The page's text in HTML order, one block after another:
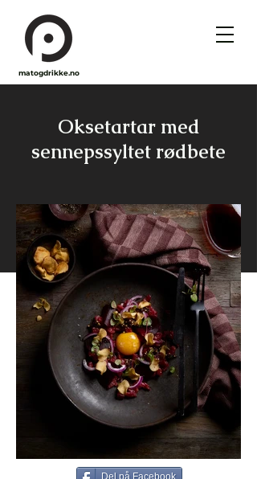
matogdrikke.no
Oksetartar med
sennepssyltet rødbete
Del på Facebook